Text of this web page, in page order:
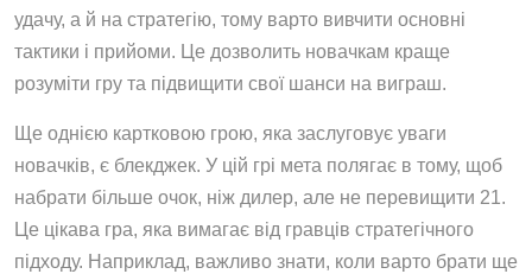
удачу, а й на стратегію, тому варто вивчити основні
тактики і прийоми. Це дозволить новачкам краще
розуміти гру та підвищити свої шанси на виграш.
Ще однією картковою грою, яка заслуговує уваги
новачків, є блекджек. У цій грі мета полягає в тому, щоб
набрати більше очок, ніж дилер, але не перевищити 21.
Це цікава гра, яка вимагає від гравців стратегічного
підходу. Наприклад, важливо знати, коли варто брати ще